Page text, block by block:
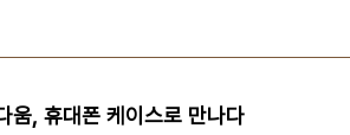
움, 휴대폰 케이스로 만나다